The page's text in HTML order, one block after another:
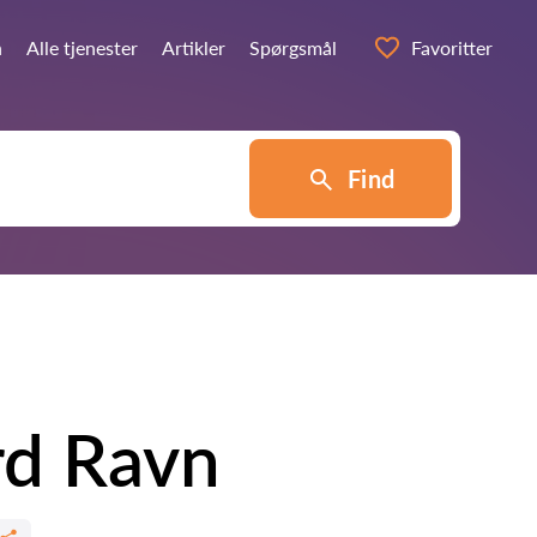
Alle tjenester Artikler Spørgsmål Favoritter
Find
Ravn